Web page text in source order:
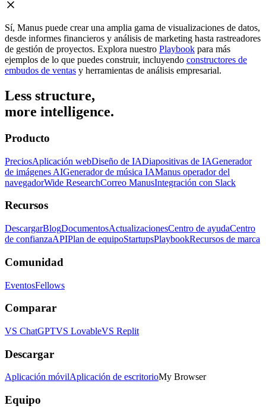
Sí, Manus puede crear una amplia gama de visualizaciones de datos,
desde informes financieros y análisis de marketing hasta rastreadores
de gestión de proyectos. Explora nuestro Playbook para más
ejemplos de lo que puedes construir, incluyendo constructores de
embudos de ventas y herramientas de análisis empresarial.
Less structure,
more intelligence.
Producto
PreciosAplicación webDiseño de IADiapositivas de IAGenerador
de imágenes AIGenerador de música IAManus operador del
navegadorWide ResearchCorreo ManusIntegración con Slack
Recursos
DescargarBlogDocumentosActualizacionesCentro de ayudaCentro
de confianzaAPIPlan de equipoStartupsPlaybookRecursos de marca
Comunidad
EventosFellows
Comparar
VS ChatGPTVS LovableVS Replit
Descargar
Aplicación móvilAplicación de escritorioMy Browser
Equipo